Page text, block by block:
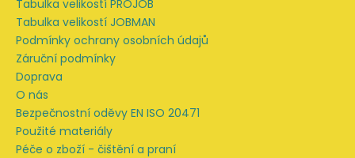
Tabulka velikostí PROJOB
Tabulka velikostí JOBMAN
Podmínky ochrany osobních údajů
Záruční podmínky
Doprava
O nás
Bezpečnostní oděvy EN ISO 20471
Použité materiály
Péče o zboží - čištění a praní